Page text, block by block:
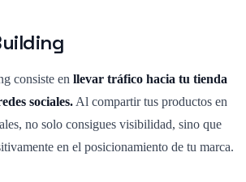
consiste en llevar tráfico hacia tu tienda
sociales. Al compartir tus productos en
no solo consigues visibilidad, sino que
en el posicionamiento de tu marca.